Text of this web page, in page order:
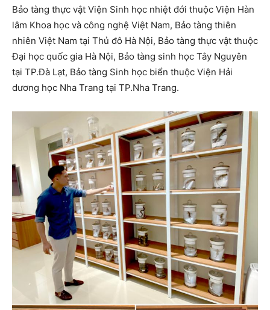
Bảo tàng thực vật Viện Sinh học nhiệt đới thuộc Viện Hàn
lâm Khoa học và công nghệ Việt Nam, Bảo tàng thiên
nhiên Việt Nam tại Thủ đô Hà Nội, Bảo tàng thực vật thuộc
Đại học quốc gia Hà Nội, Bảo tàng sinh học Tây Nguyên
tại TP.Đà Lạt, Bảo tàng Sinh học biển thuộc Viện Hải
dương học Nha Trang tại TP.Nha Trang.